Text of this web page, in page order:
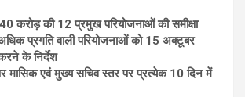
करोड़ की 12 प्रमुख परियोजनाओं की समीक्षा
प्रगति वाली परियोजनाओं को 15 अक्टूबर
के निर्देश
मासिक एवं मुख्य सचिव स्तर पर प्रत्येक 10 दिन में